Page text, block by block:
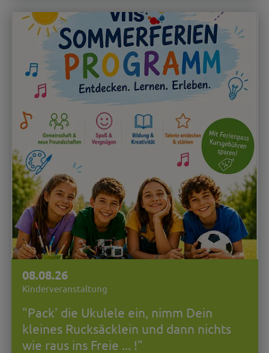
08.08.26
Kinderveranstaltung
"Pack' die Ukulele ein, nimm Dein
kleines Rucksäcklein und dann nichts
wie raus ins Freie ... !"